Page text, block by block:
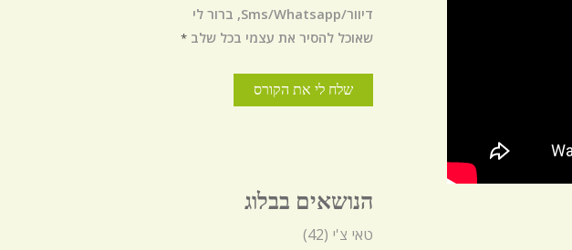
דיוור/Sms/Whatsapp, ברור לי
שאוכל להסיר את עצמי בכל שלב *
הנושאים בבלוג
טאי צ'י (42)